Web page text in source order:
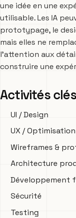
une idée en une
utilisable. Les IA
prototypage, le
mais elles ne
l’attention aux
construire une
Activités clés
UI / Design
UX /
Wireframes &
Architecture
Développement
Sécurité
Testing